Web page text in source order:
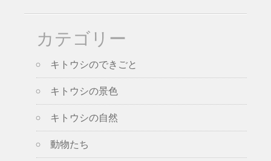
カテゴリー
キトウシのできごと
キトウシの景色
キトウシの自然
動物たち